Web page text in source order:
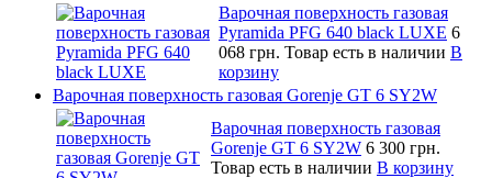
Варочная поверхность газовая
Pyramida PFG 640 black LUXE 6
068 грн. Товар есть в наличии В
корзину
Варочная поверхность газовая Gorenje GT 6 SY2W
Варочная поверхность газовая
Gorenje GT 6 SY2W 6 300 грн.
Товар есть в наличии В корзину